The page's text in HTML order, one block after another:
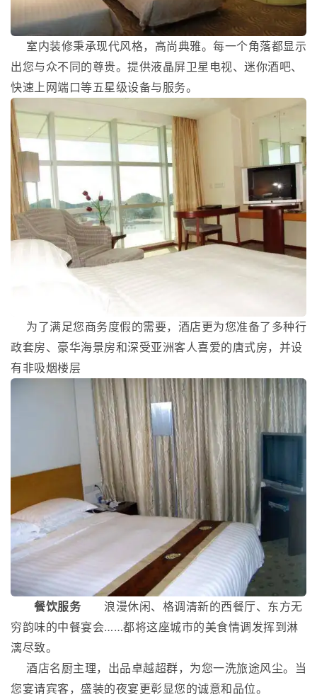
室内装修秉承现代风格，高尚典雅。每一个角落都显示
出您与众不同的尊贵。提供液晶屏卫星电视、迷你酒吧、
快速上网端口等五星级设备与服务。
为了满足您商务度假的需要，酒店更为您准备了多种行
政套房、豪华海景房和深受亚洲客人喜爱的唐式房，并设
有非吸烟楼层
餐饮服务 浪漫休闲、格调清新的西餐厅、东方无
穷韵味的中餐宴会……都将这座城市的美食情调发挥到淋
漓尽致。
酒店名厨主理，出品卓越超群，为您一洗旅途风尘。当
您宴请宾客，盛装的夜宴更彰显您的诚意和品位。